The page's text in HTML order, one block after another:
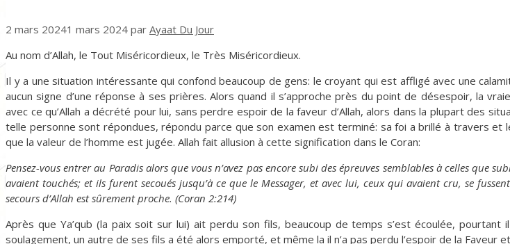
2 mars 20241 mars 2024 par Ayaat Du Jour
Au nom d’Allah, le Tout Miséricordieux, le Très Miséricordieux.
Il y a une situation intéressante qui confond beaucoup de gens: le croyant qui est affligé avec une
aucun signe d’une réponse à ses prières. Alors quand il s’approche près du point de désespoir, la
avec ce qu’Allah a décrété pour lui, sans perdre espoir de la faveur d’Allah, alors dans la plupart des
telle personne sont répondues, répondu parce que son examen est terminé: sa foi a brillé à travers et
que la valeur de l’homme est jugée. Allah fait allusion à cette signification dans le Coran:
Pensez-vous entrer au Paradis alors que vous n’avez pas encore subi des épreuves semblables à celles que
avaient touchés; et ils furent secoués jusqu’à ce que le Messager, et avec lui, ceux qui avaient cru, se
secours d’Allah est sûrement proche. (Coran 2:214)
Après que Ya’qub (la paix soit sur lui) ait perdu son fils, beaucoup de temps s’est écoulée, pourtant
soulagement, un autre de ses fils a été alors emporté, et même la il n’a pas perdu l’espoir de la Faveur